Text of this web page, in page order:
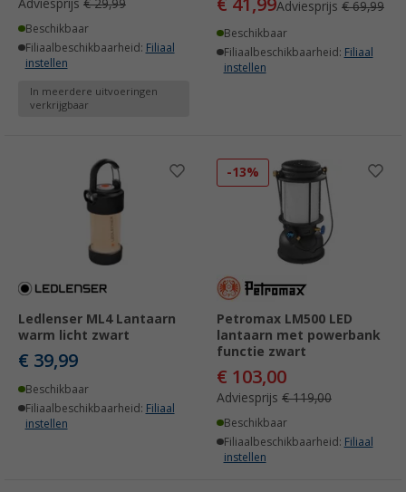
Adviesprijs € 29,99
Beschikbaar
Filiaalbeschikbaarheid: Filiaal
instellen
In meerdere uitvoeringen
verkrijgbaar
€ 41,99Adviesprijs € 69,99
Beschikbaar
Filiaalbeschikbaarheid: Filiaal
instellen
Ledlenser ML4 Lantaarn
warm licht zwart
€ 39,99
Beschikbaar
Filiaalbeschikbaarheid: Filiaal
instellen
-13%
Petromax LM500 LED
lantaarn met powerbank
functie zwart
€ 103,00
Adviesprijs € 119,00
Beschikbaar
Filiaalbeschikbaarheid: Filiaal
instellen